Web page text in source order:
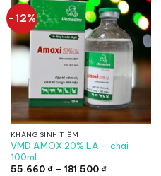
-12%
KHÁNG SINH TIÊM
VMD AMOX 20% LA – chai
100ml
55.660₫ – 181.500₫Khoảng